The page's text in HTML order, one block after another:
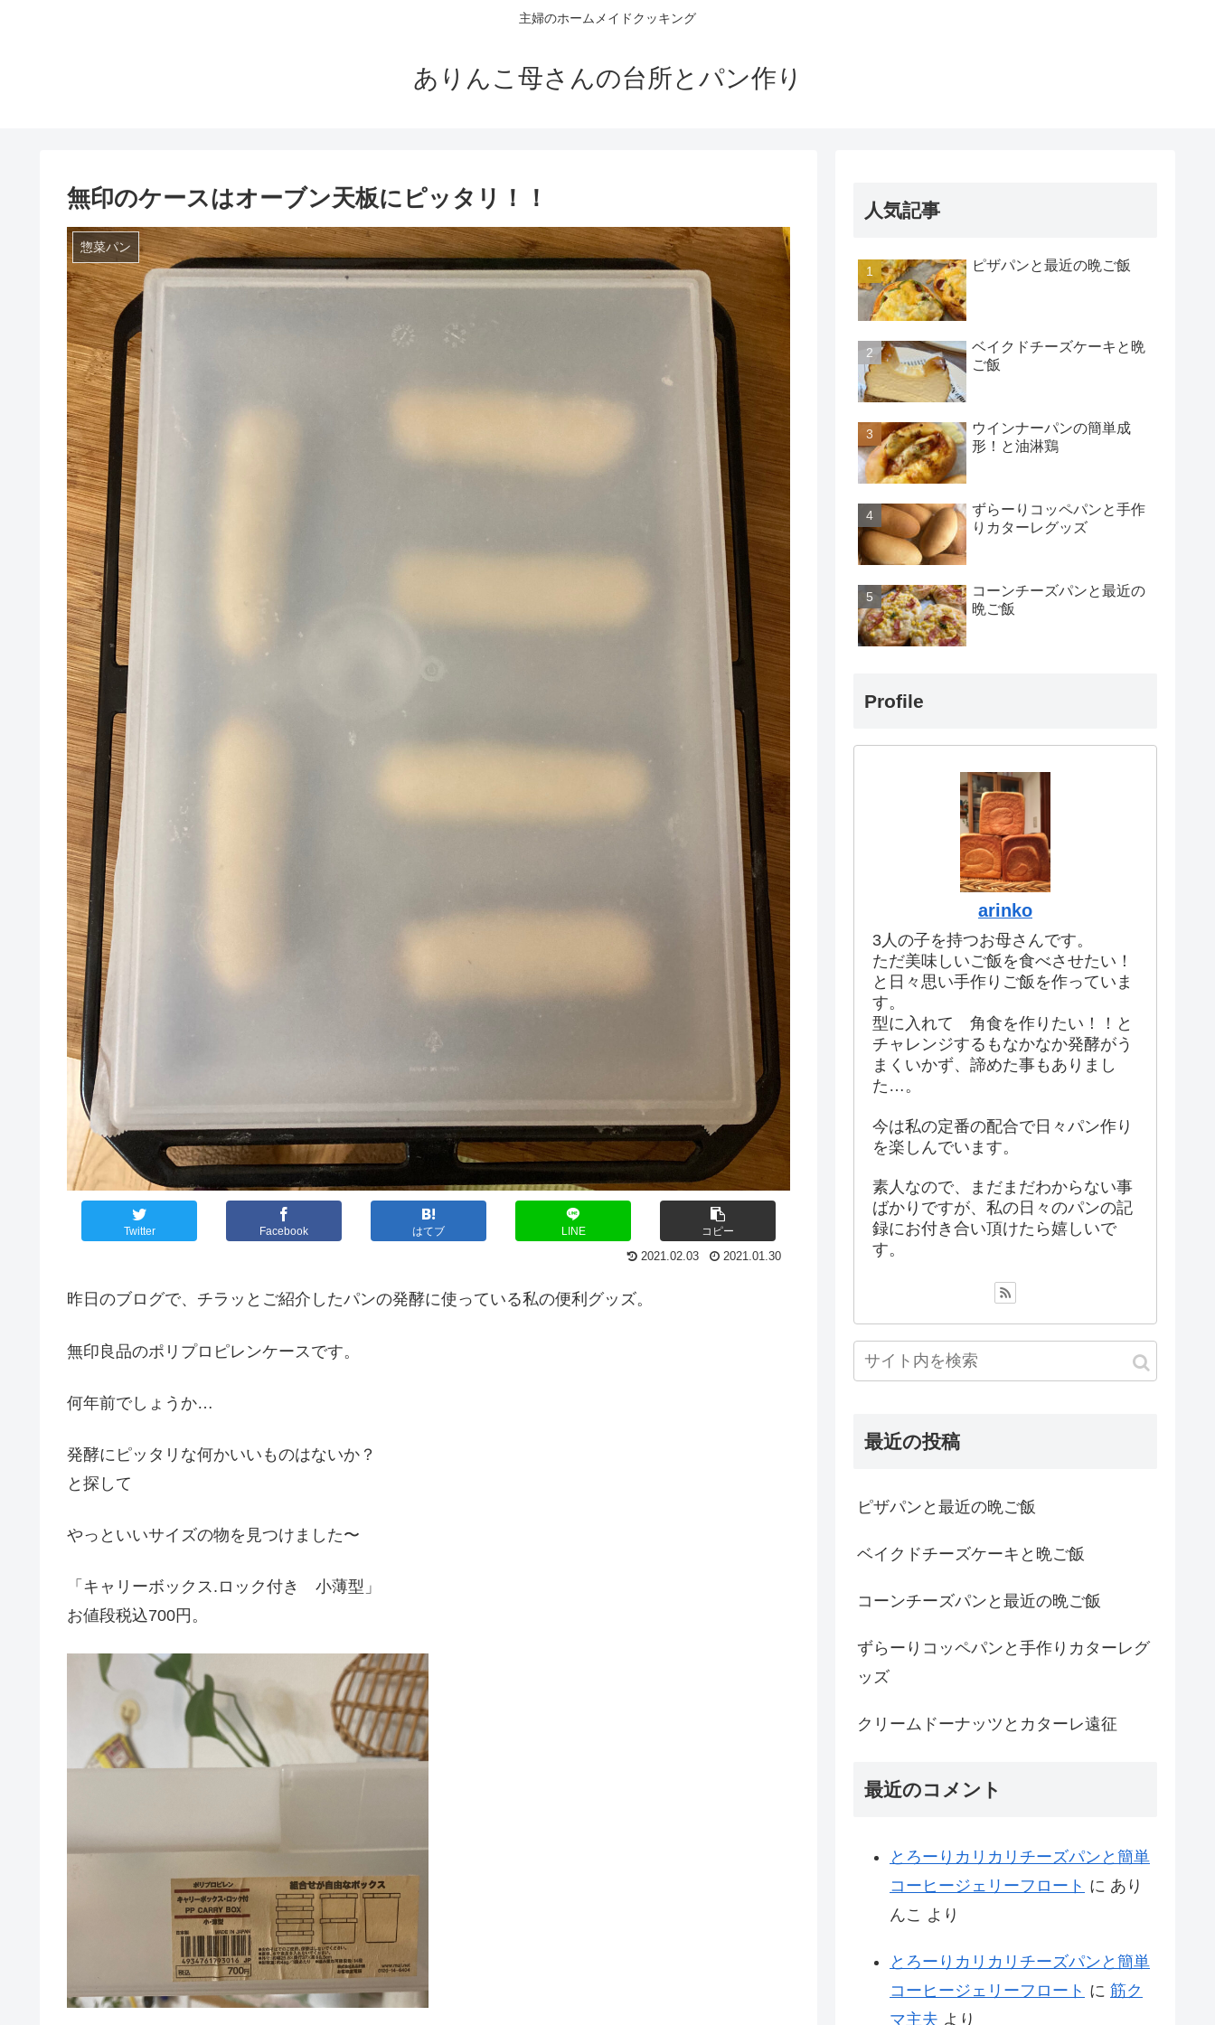
主婦のホームメイドクッキング
ありんこ母さんの台所とパン作り
無印のケースはオーブン天板にピッタリ！！
惣菜パン
Twitter Facebook はてブ LINE コピー
2021.02.03 2021.01.30
昨日のブログで、チラッとご紹介したパンの発酵に使っている私の便利グッズ。
無印良品のポリプロピレンケースです。
何年前でしょうか…
発酵にピッタリな何かいいものはないか？
と探して
やっといいサイズの物を見つけました〜
「キャリーボックス.ロック付き 小薄型」
お値段税込700円。
人気記事
ピザパンと最近の晩ご飯
ベイクドチーズケーキと晩
ご飯
ウインナーパンの簡単成
形！と油淋鶏
ずらーりコッペパンと手作
りカターレグッズ
コーンチーズパンと最近の
晩ご飯
Profile
arinko
3人の子を持つお母さんです。
ただ美味しいご飯を食べさせたい！
と日々思い手作りご飯を作っていま
す。
型に入れて 角食を作りたい！！と
チャレンジするもなかなか発酵がう
まくいかず、諦めた事もありまし
た…。
今は私の定番の配合で日々パン作り
を楽しんでいます。
素人なので、まだまだわからない事
ばかりですが、私の日々のパンの記
録にお付き合い頂けたら嬉しいで
す。
最近の投稿
ピザパンと最近の晩ご飯
ベイクドチーズケーキと晩ご飯
コーンチーズパンと最近の晩ご飯
ずらーりコッペパンと手作りカターレグ
ッズ
クリームドーナッツとカターレ遠征
最近のコメント
とろーりカリカリチーズパンと簡単
コーヒージェリーフロート に あり
んこ より
とろーりカリカリチーズパンと簡単
コーヒージェリーフロート に 筋ク
マ主夫 より